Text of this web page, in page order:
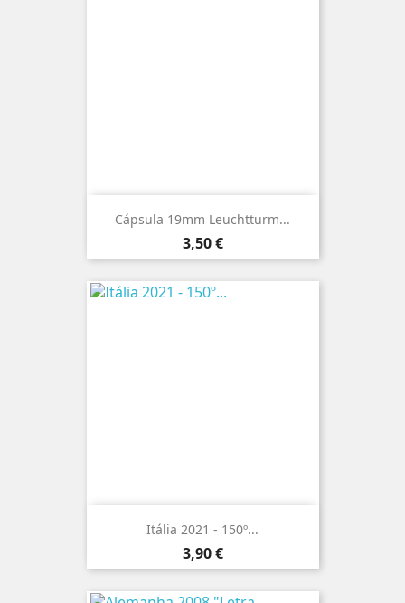
Cápsula 19mm Leuchtturm...
Preço
3,50 €
Itália 2021 - 150º...
Preço
3,90 €